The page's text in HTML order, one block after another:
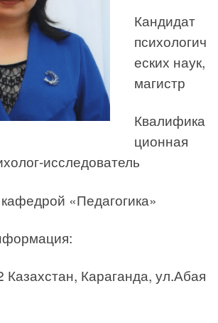
Кандидат
психологич
еских наук,
магистр
Квалифика
ционная
исследователь
«Педагогика»
Караганда, ул.Абая